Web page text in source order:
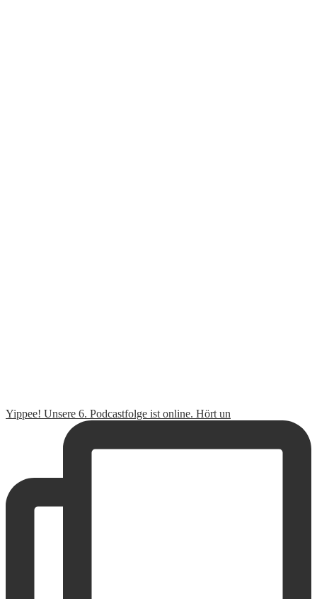
Yippee! Unsere 6. Podcastfolge ist online. Hört un